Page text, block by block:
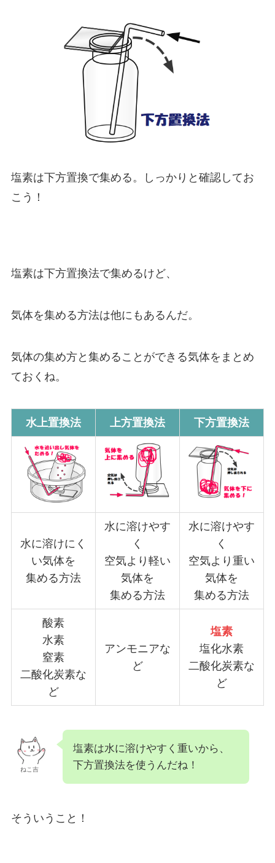
塩素は下方置換で集める。しっかりと確認してお
こう！
塩素は下方置換法で集めるけど、
気体を集める方法は他にもあるんだ。
気体の集め方と集めることができる気体をまとめ
ておくね。
水上置換法 上方置換法 下方置換法
水に溶けにく
い気体を
集める方法
水に溶けやす
く
空気より軽い
気体を
集める方法
水に溶けやす
く
空気より重い
気体を
集める方法
酸素
水素
窒素
二酸化炭素な
ど
アンモニアな
ど
塩素
塩化水素
二酸化炭素な
ど
ねこ吉
塩素は水に溶けやすく重いから、
下方置換法を使うんだね！
そういうこと！